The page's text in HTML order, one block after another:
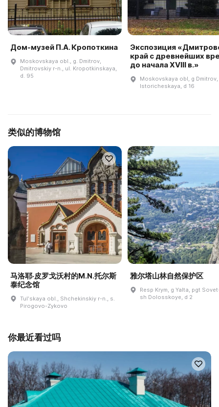
Дом-музей П.А. Кропоткина
Moskovskaya obl., g. Dmitrov,
Dmitrovskiy r-n., ul. Kropotkinskaya,
d. 95
Экспозиция
край с древнейших
до начала XVIII в.»
Moskovskaya obl, g Dmitrov,
Istoricheskaya, d 16
类似的博物馆
马洛耶·皮罗戈沃村的M.N.托尔斯
泰纪念馆
Tulʹskaya obl., Shchekinskiy r-n., s.
Pirogovo-Zykovo
雅尔塔山林自然保护区
Resp Krym, g Yalta, pgt
sh Dolosskoye, d 2
你最近看过吗